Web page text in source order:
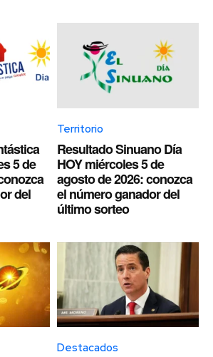
5 de
del
Territorio
Resultado Sinuano Día
HOY miércoles 5 de
agosto de 2026: conozca
el número ganador del
último sorteo
Destacados